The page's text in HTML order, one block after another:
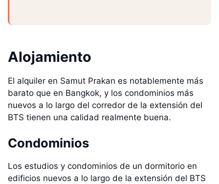
Alojamiento
El alquiler en Samut Prakan es notablemente más
barato que en Bangkok, y los condominios más
nuevos a lo largo del corredor de la extensión del
BTS tienen una calidad realmente buena.
Condominios
Los estudios y condominios de un dormitorio en
edificios nuevos a lo largo de la extensión del BTS